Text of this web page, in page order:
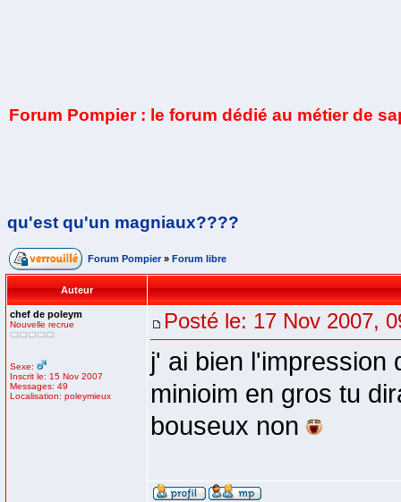
Forum Pompier : le forum dédié au métier de
qu'est qu'un magniaux????
Forum Pompier » Forum libre
Auteur
chef de poleym
Nouvelle recrue
Sexe:
Inscrit le: 15 Nov 2007
Messages: 49
Localisation: poleymieux
Posté le: 17 Nov 2007,
j' ai bien l'impression
minioim en gros tu
bouseux non